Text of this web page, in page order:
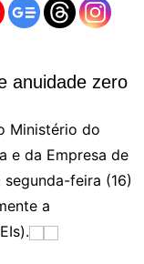
anuidade zero
Ministério do
e da Empresa de
feira (16)
a